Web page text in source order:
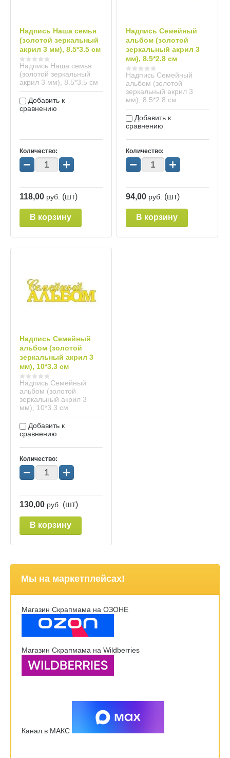
Надпись Наша семья
(золотой зеркальный
акрил 3 мм), 8.5*3.5 см
Надпись Наша семья
(золотой зеркальный
акрил 3 мм), 8.5*3.5 см
Добавить к
сравнению
Количество:
− +
118,00 руб. (шт)
В корзину
Надпись Семейный
альбом (золотой
зеркальный акрил 3
мм), 8.5*2.8 см
Надпись Семейный
альбом (золотой
зеркальный акрил 3
мм), 8.5*2.8 см
Добавить к
сравнению
Количество:
− +
94,00 руб. (шт)
В корзину
Надпись Семейный
альбом (золотой
зеркальный акрил 3
мм), 10*3.3 см
Надпись Семейный
альбом (золотой
зеркальный акрил 3
мм), 10*3.3 см
Добавить к
сравнению
Количество:
− +
130,00 руб. (шт)
В корзину
Мы на маркетплейсах!
Магазин Скрапмама на ОЗОНЕ
Магазин Скрапмама на Wildberries
Канал в МАКС